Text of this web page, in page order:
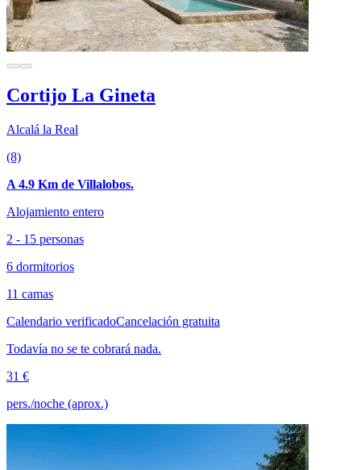
Cortijo La Gineta
Alcalá la Real
(8)
A 4.9 Km de Villalobos.
Alojamiento entero
2 - 15 personas
6 dormitorios
11 camas
Calendario verificadoCancelación gratuita
Todavía no se te cobrará nada.
31 €
pers./noche (aprox.)